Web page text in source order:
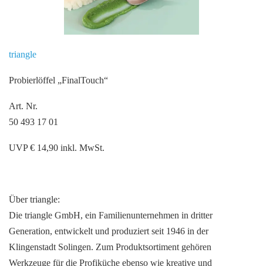
triangle
Probierlöffel „FinalTouch“
Art. Nr.
50 493 17 01
UVP € 14,90 inkl. MwSt.
Über triangle:
Die triangle GmbH, ein Familienunternehmen in dritter
Generation, entwickelt und produziert seit 1946 in der
Klingenstadt Solingen. Zum Produktsortiment gehören
Werkzeuge für die Profiküche ebenso wie kreative und